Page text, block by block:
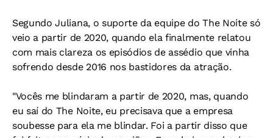
Segundo Juliana, o suporte da equipe do The Noite só
veio a partir de 2020, quando ela finalmente relatou
com mais clareza os episódios de assédio que vinha
sofrendo desde 2016 nos bastidores da atração.
"Vocês me blindaram a partir de 2020, mas, quando
eu saí do The Noite, eu precisava que a empresa
soubesse para ela me blindar. Foi a partir disso que